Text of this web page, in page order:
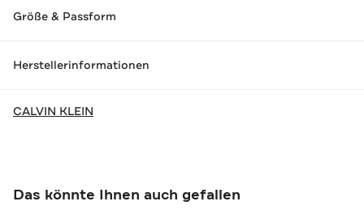
Größe & Passform
Herstellerinformationen
CALVIN KLEIN
Das könnte Ihnen auch gefallen